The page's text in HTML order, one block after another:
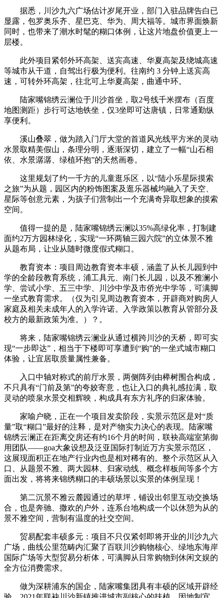
据悉，川沙九六广场估计岁尾开业，部门入驻品牌告白已
显露，包罗奥乐齐、星巴克、华为、周大福等。城市界面焕新
同时，也带来了潮水时髦的糊口体例，让这片地盘价值更上一
层楼。
此外项目紧邻外环高架、送宾高速、华夏高架及绕城高速
等城市从干道，自驾出行极为便利。往南约 3 分钟上送宾高
速，可转外环高架，往北可上华夏高架，曲通中环。
陆家嘴锦绣云澜位于川沙首坐，取2号线千米摆布（百度
地图测距）步行可达地铁坐，仅3坐即可达唐镇，日常通勤纵
享便利。
溪山叠翠，做为踏入门厅大堂的首道风光线平方米的灵动
水景取精美假山，条理分明，逐渐深切，建立了一幅“山石相
依、水景潺潺、绿植环抱”的天然画卷。
这里规划了约一千方的儿童逛乐区，以“陆小乐星际摸索
之旅”为从题，园区内的粉饰图案及逛乐器械均融入了天空、
星际等创意元素，为孩子们营制出一个充满奇异取想象的摸索
空间。
值得一提的是，陆家嘴锦绣云澜以35%高绿化率，打制建
面约2万方园林绿化，实现“一环两轴三园六院”的立体景不雅
从题布局，让业从随时微度假式糊口。
教育资本：项目周边教育资本丰硕，涵盖了从长儿园到中
学的全龄段教育系统，浦工具元、南门长儿园，以及不雅澜小
学、尝试小学、五三中学、川沙中学及市侨光中学等，可满脚
一坐式教育需求。（仅为引见周边教育资本，开辟商对购房人
家庭及相关未成年人的入学许诺。入学政策以教育从管部分及
校方的最新政策为准。）？。
将来，陆家嘴锦绣云澜业从通过横跨川沙的天桥，即可实
现“一步即达”，相当于下楼即可享遭到“购”的一坐式城市糊口
体验，让宜居取质量属性兼备。
入口中轴对称式的前厅水景，两侧阵列由榉树围合构成，
不只具有“门前及第”的夸姣寄意，也让入口的典礼感拉满，取
灵动的喷泉水景交相辉映，构成具有东方礼序的归家体验。
家喻户晓，正在一个项目发卖阶段，实景示范区是对“质
量”取“糊口”最好的注释，是对产物实力决心的表现。陆家嘴
锦绣云澜正在距离交房还有约16个月的时间，联袂高端室第御
用团队——goa大象设想及泛亚国际打制近万方实景示范区，
这展现面积正在地产行业内也是相对稀有的。整个示范区从入
口、从题景不雅、两大园林、归家动线、概念样板间等多个方
面出发，将将来锦绣糊口的丰硕场景以实景的体例呈现！
第二沉景不雅云麓园通过的草坪，铺设出邻里互动交换场
合，也是奔驰、撒欢的户外，连系台地构成一个以休憩为从的
景不雅空间，营制有温度的社交空间。
贸易配套丰硕多元：项目不只仅紧邻即将开业的川沙九六
广场，曲线公里范畴内汇聚了百联川沙购物核心、绿地东海岸
国际广场等大型贸易分析体，可满脚从日常购物到休闲文娱的
全方位消费需求。
做为深耕浦东的国企，陆家嘴集团具有丰硕的区域开辟经